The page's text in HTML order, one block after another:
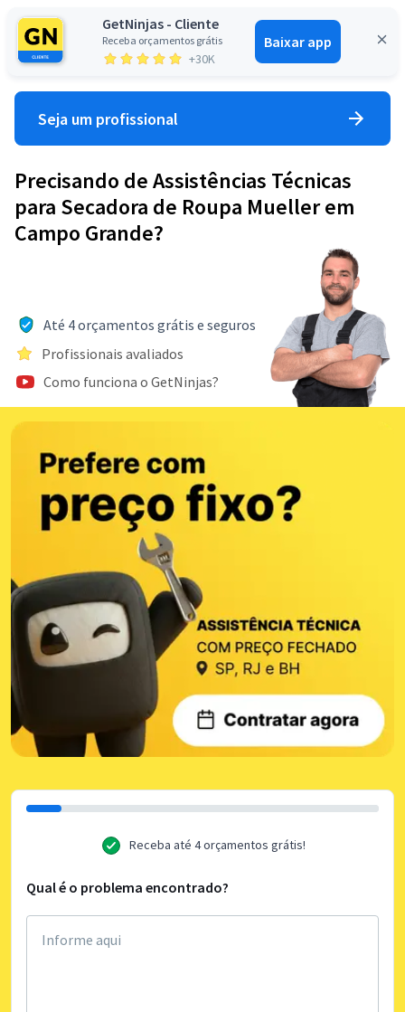
GetNinjas - Cliente
Receba orçamentos grátis
+30K
Baixar app
Entrar
Seja um profissional
Precisando de Assistências Técnicas
para Secadora de Roupa Mueller em
Campo Grande?
Até 4 orçamentos grátis e seguros
Profissionais avaliados
Como funciona o GetNinjas?
Receba até 4 orçamentos grátis!
Qual é o problema encontrado?